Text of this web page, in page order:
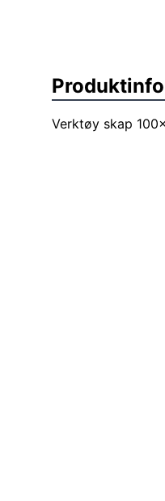
Verktøy skap